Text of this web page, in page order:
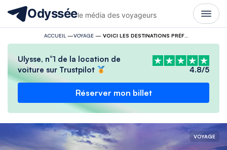
Odysséele média des voyageurs
ACCUEIL —VOYAGE— VOICI LES DESTINATIONS PRÉFÉRÉES DES FRANÇAIS POUR LES VACANCES DE PÂQUES 2024, SELON LILIGO
Ulysse, n°1 de la location de
voiture sur Trustpilot
4.8/5
Réserver mon billet
VOYAGE